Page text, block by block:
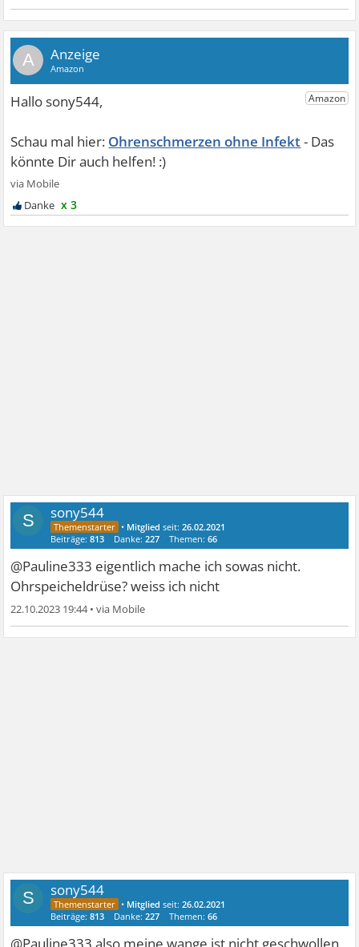
A
Ohrenschmerzen ohne Infekt
x 3
S sony544
• Mitglied seit:26.02.2021
Beiträge:813 Danke:227 Themen:66
@Pauline333 eigentlich mache ich sowas nicht.
Ohrspeicheldrüse? weiss ich nicht
22.10.2023 19:44•
S sony544
• Mitglied seit:26.02.2021
Beiträge:813 Danke:227 Themen:66
@Pauline333 also meine wange ist nicht geschwollen.